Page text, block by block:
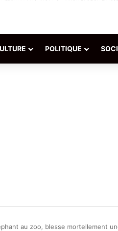
POLITIQUE
au zoo, blesse mortellement